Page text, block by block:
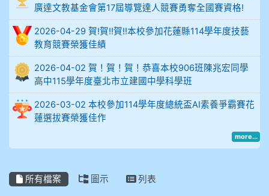
902蘇奕愷
903陳品帆
904彭子庭
905蔣昇和
905周沛蓉
905鄭瑀安
廣達文教基金會第17屆導覽達人競賽勇奪全國賽資格!
2026-04-29 賀!賀!!賀!!本校參加花蓮縣114學年度技藝
教育競賽榮獲佳績
2026-04-02 賀！賀！賀！恭喜本校906班陳兆宏同學
高中115學年度臺北市立建國中學科學班
2026-03-02 本校參加114學年度總統盃AI素養爭霸賽花
蓮選拔賽榮獲佳作
more...
所有檔案 圖示 列表